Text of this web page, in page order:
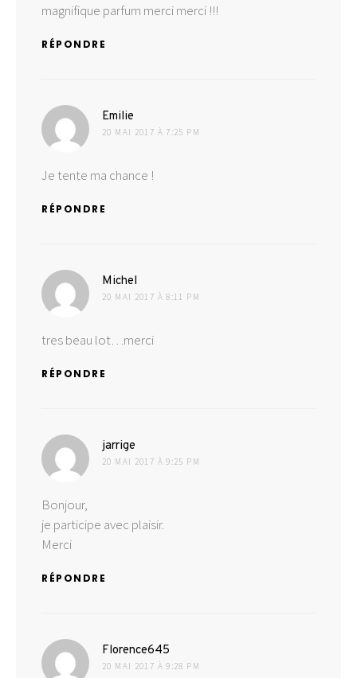
magnifique parfum merci merci !!!
RÉPONDRE
Emilie
20 MAI 2017 À 7:25 PM
Je tente ma chance !
RÉPONDRE
Michel
20 MAI 2017 À 8:11 PM
tres beau lot…merci
RÉPONDRE
jarrige
20 MAI 2017 À 9:25 PM
Bonjour,
je participe avec plaisir.
Merci
RÉPONDRE
Florence645
20 MAI 2017 À 9:28 PM